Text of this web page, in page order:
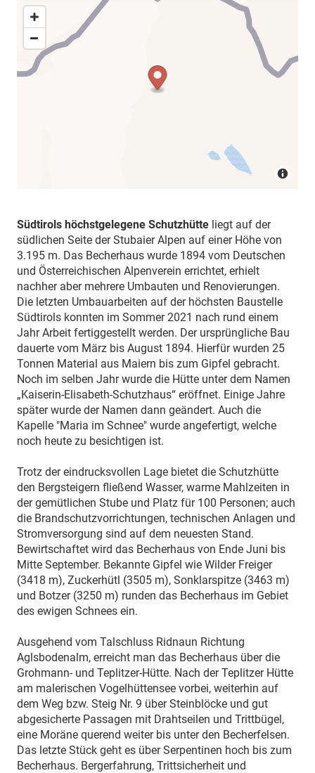
Südtirols höchstgelegene Schutzhütte liegt auf der
südlichen Seite der Stubaier Alpen auf einer Höhe von
3.195 m. Das Becherhaus wurde 1894 vom Deutschen
und Österreichischen Alpenverein errichtet, erhielt
nachher aber mehrere Umbauten und Renovierungen.
Die letzten Umbauarbeiten auf der höchsten Baustelle
Südtirols konnten im Sommer 2021 nach rund einem
Jahr Arbeit fertiggestellt werden. Der ursprüngliche Bau
dauerte vom März bis August 1894. Hierfür wurden 25
Tonnen Material aus Maiern bis zum Gipfel gebracht.
Noch im selben Jahr wurde die Hütte unter dem Namen
„Kaiserin-Elisabeth-Schutzhaus“ eröffnet. Einige Jahre
später wurde der Namen dann geändert. Auch die
Kapelle "Maria im Schnee" wurde angefertigt, welche
noch heute zu besichtigen ist.
Trotz der eindrucksvollen Lage bietet die Schutzhütte
den Bergsteigern fließend Wasser, warme Mahlzeiten in
der gemütlichen Stube und Platz für 100 Personen; auch
die Brandschutzvorrichtungen, technischen Anlagen und
Stromversorgung sind auf dem neuesten Stand.
Bewirtschaftet wird das Becherhaus von Ende Juni bis
Mitte September. Bekannte Gipfel wie Wilder Freiger
(3418 m), Zuckerhütl (3505 m), Sonklarspitze (3463 m)
und Botzer (3250 m) runden das Becherhaus im Gebiet
des ewigen Schnees ein.
Ausgehend vom Talschluss Ridnaun Richtung
Aglsbodenalm, erreicht man das Becherhaus über die
Grohmann- und Teplitzer-Hütte. Nach der Teplitzer Hütte
am malerischen Vogelhüttensee vorbei, weiterhin auf
dem Weg bzw. Steig Nr. 9 über Steinblöcke und gut
abgesicherte Passagen mit Drahtseilen und Trittbügel,
eine Moräne querend weiter bis unter den Becherfelsen.
Das letzte Stück geht es über Serpentinen hoch bis zum
Becherhaus. Bergerfahrung, Trittsicherheit und